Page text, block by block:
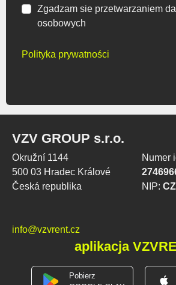
Zgadzam sie przetwarzaniem
osobowych
Polityka prywatności
VZV GROUP s.r.o.
Okružní 1144
500 03 Hradec Králové
Česká republika
Numer
NIP:
info@vzvrent.cz
aplikacja
Pobierz